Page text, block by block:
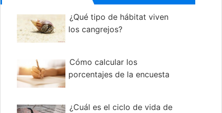
¿Qué tipo de hábitat viven
los cangrejos?
Cómo calcular los
porcentajes de la encuesta
¿Cuál es el ciclo de vida de